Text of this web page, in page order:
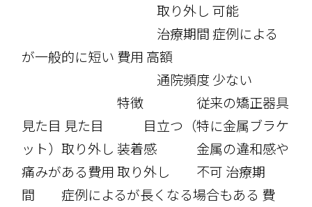
取り外し 可能
治療期間 症例による
が一般的に短い 費用 高額
通院頻度 少ない
特徴 従来の矯正器具
見た目 見た目 目立つ（特に金属ブラケ
ット）取り外し 装着感 金属の違和感や
痛みがある費用 取り外し 不可 治療期
間 症例によるが長くなる場合もある 費